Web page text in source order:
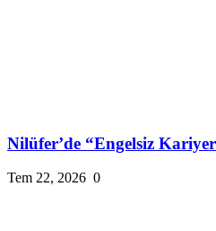
Nilüfer’de “Engelsiz
Tem 22, 2026 0